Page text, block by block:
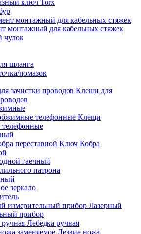
ключ Torx
монтажный для кабельных стяжек
чулок
шланга
помазок
Клещи для
Клещи
Ключ Кобра
гаечный
патрона
зеркало
Лазерный
прибор
Лебедка ручная
Лезвие ножа